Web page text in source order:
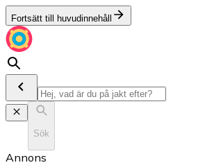
Fortsätt till huvudinnehåll
Sök
Annons